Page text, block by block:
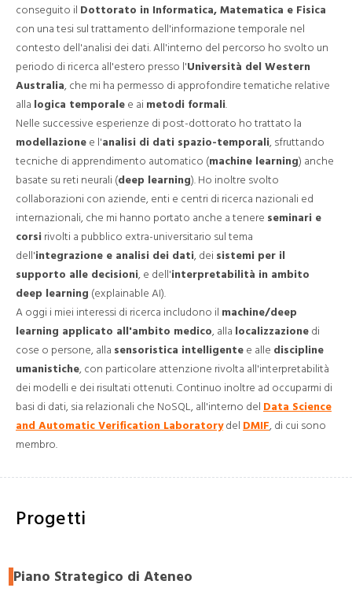
conseguito il Dottorato in Informatica, Matematica e Fisica
con una tesi sul trattamento dell'informazione temporale nel
contesto dell'analisi dei dati. All'interno del percorso ho svolto un
periodo di ricerca all'estero presso l'Università del Western
Australia, che mi ha permesso di approfondire tematiche relative
alla logica temporale e ai metodi formali.
Nelle successive esperienze di post-dottorato ho trattato la
modellazione e l'analisi di dati spazio-temporali, sfruttando
tecniche di apprendimento automatico (machine learning) anche
basate su reti neurali (deep learning). Ho inoltre svolto
collaborazioni con aziende, enti e centri di ricerca nazionali ed
internazionali, che mi hanno portato anche a tenere seminari e
corsi rivolti a pubblico extra-universitario sul tema
dell'integrazione e analisi dei dati, dei sistemi per il
supporto alle decisioni, e dell'interpretabilità in ambito
deep learning (explainable AI).
A oggi i miei interessi di ricerca includono il machine/deep
learning applicato all'ambito medico, alla localizzazione di
cose o persone, alla sensoristica intelligente e alle discipline
umanistiche, con particolare attenzione rivolta all'interpretabilità
dei modelli e dei risultati ottenuti. Continuo inoltre ad occuparmi di
basi di dati, sia relazionali che NoSQL, all'interno del Data Science
and Automatic Verification Laboratorydel DMIF, di cui sono
membro.
Progetti
Piano Strategico di Ateneo